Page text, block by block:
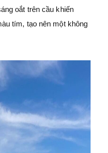
oắt trên cầu khiến
tím, tạo nên một không